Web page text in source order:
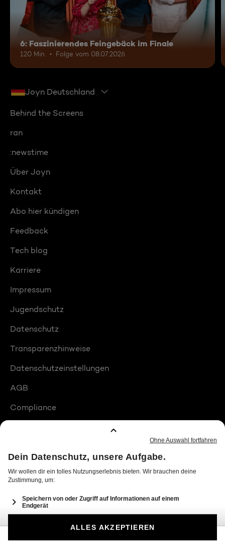
6: Faszinierendes Feingebäck im Finale
120 Min. Folge vom 08.07.2026
Joyn Deutschland
Behind the Screens
ran
:newstime
Über Joyn
Kontakt
Abo hier kündigen
Feedback
Tech blog
Karriere
Impressum
Jugendschutz
Datenschutz
Transparenzhinweise
Datenschutzeinstellungen
AGB
Compliance